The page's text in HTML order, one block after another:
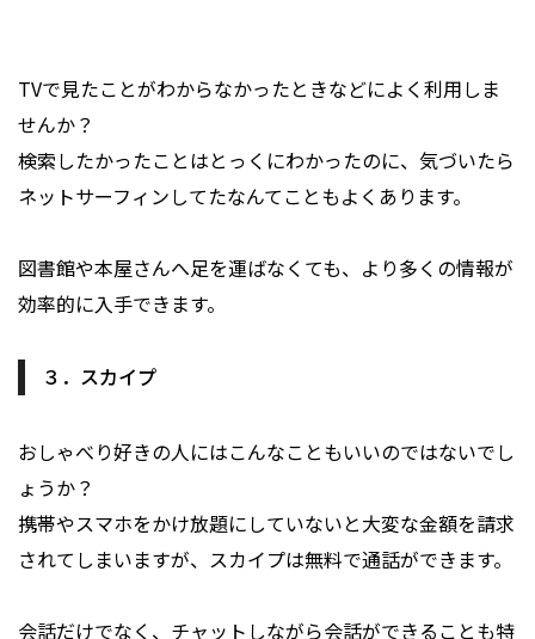
TVで見たことがわからなかったときなどによく利用しま
せんか？
検索したかったことはとっくにわかったのに、気づいたら
ネットサーフィンしてたなんてこともよくあります。
図書館や本屋さんへ足を運ばなくても、より多くの情報が
効率的に入手できます。
３．スカイプ
おしゃべり好きの人にはこんなこともいいのではないでし
ょうか？
携帯やスマホをかけ放題にしていないと大変な金額を請求
されてしまいますが、スカイプは無料で通話ができます。
会話だけでなく、チャットしながら会話ができることも特